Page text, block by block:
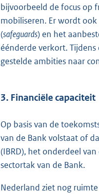
bijvoorbeeld de focus op
mobiliseren. Er wordt
(safeguards) en het
éénderde verkort.
gestelde ambities naar
3. Financiële capaciteit
Op basis van de
van de Bank volstaat of
(IBRD), het onderdeel
sectortak van de Bank.
Nederland ziet nog